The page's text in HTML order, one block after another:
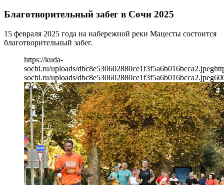
Благотворительный забег в Сочи 2025
15 февраля 2025 года на набережной реки Мацесты состоится
благотворительный забег.
https://kuda-
sochi.ru/uploads/dbc8e530602880ce1f3f5a6b016bcca2.jpeg
sochi.ru/uploads/dbc8e530602880ce1f3f5a6b016bcca2.jpeg